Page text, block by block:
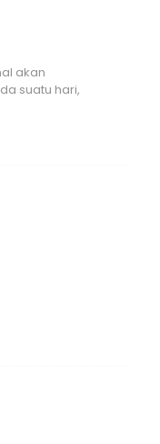
akan
suatu hari,